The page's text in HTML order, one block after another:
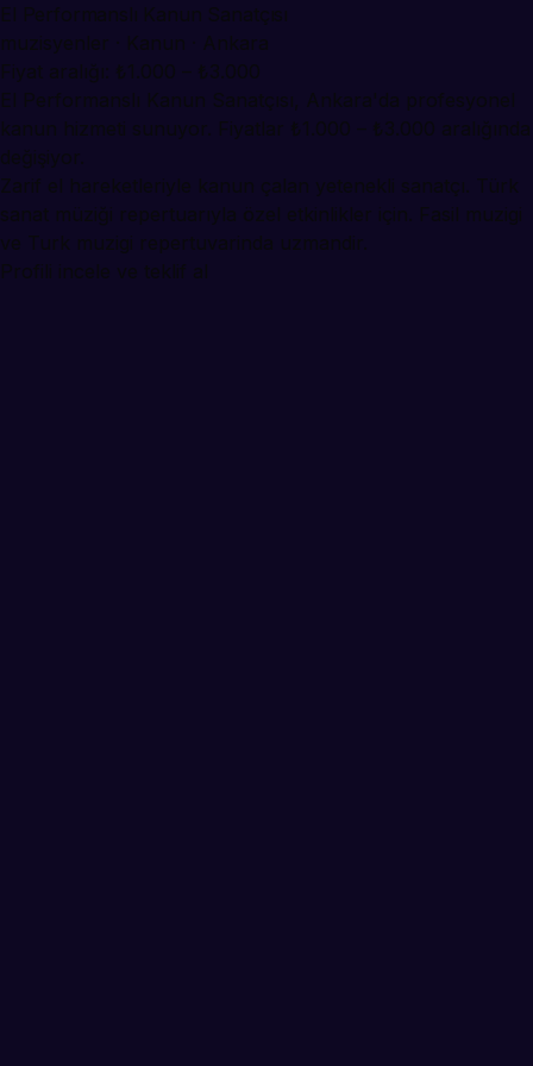
El Performanslı Kanun Sanatçısı
muzisyenler · Kanun · Ankara
Fiyat aralığı: ₺1.000 – ₺3.000
El Performanslı Kanun Sanatçısı, Ankara'da profesyonel
kanun hizmeti sunuyor. Fiyatlar ₺1.000 – ₺3.000 aralığında
değişiyor.
Zarif el hareketleriyle kanun çalan yetenekli sanatçı. Türk
sanat müziği repertuarıyla özel etkinlikler için. Fasil muzigi
ve Turk muzigi repertuvarinda uzmandir.
Profili incele ve teklif al